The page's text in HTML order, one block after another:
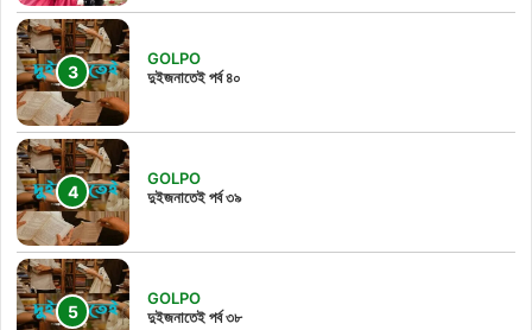
GOLPO
দুইজনাতেই পর্ব ৪০
GOLPO
দুইজনাতেই পর্ব ৩৯
GOLPO
দুইজনাতেই পর্ব ৩৮